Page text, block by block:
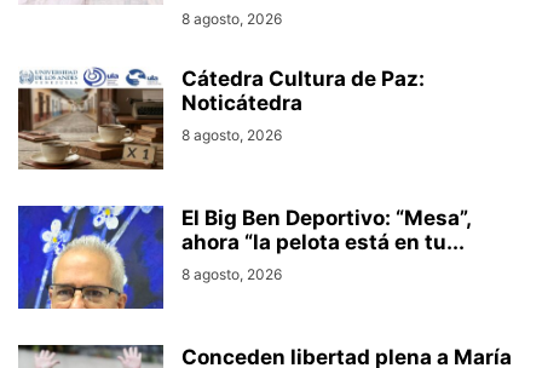
8 agosto, 2026
Cátedra Cultura de Paz:
Noticátedra
8 agosto, 2026
El Big Ben Deportivo: “Mesa”,
ahora “la pelota está en tu...
8 agosto, 2026
Conceden libertad plena a María